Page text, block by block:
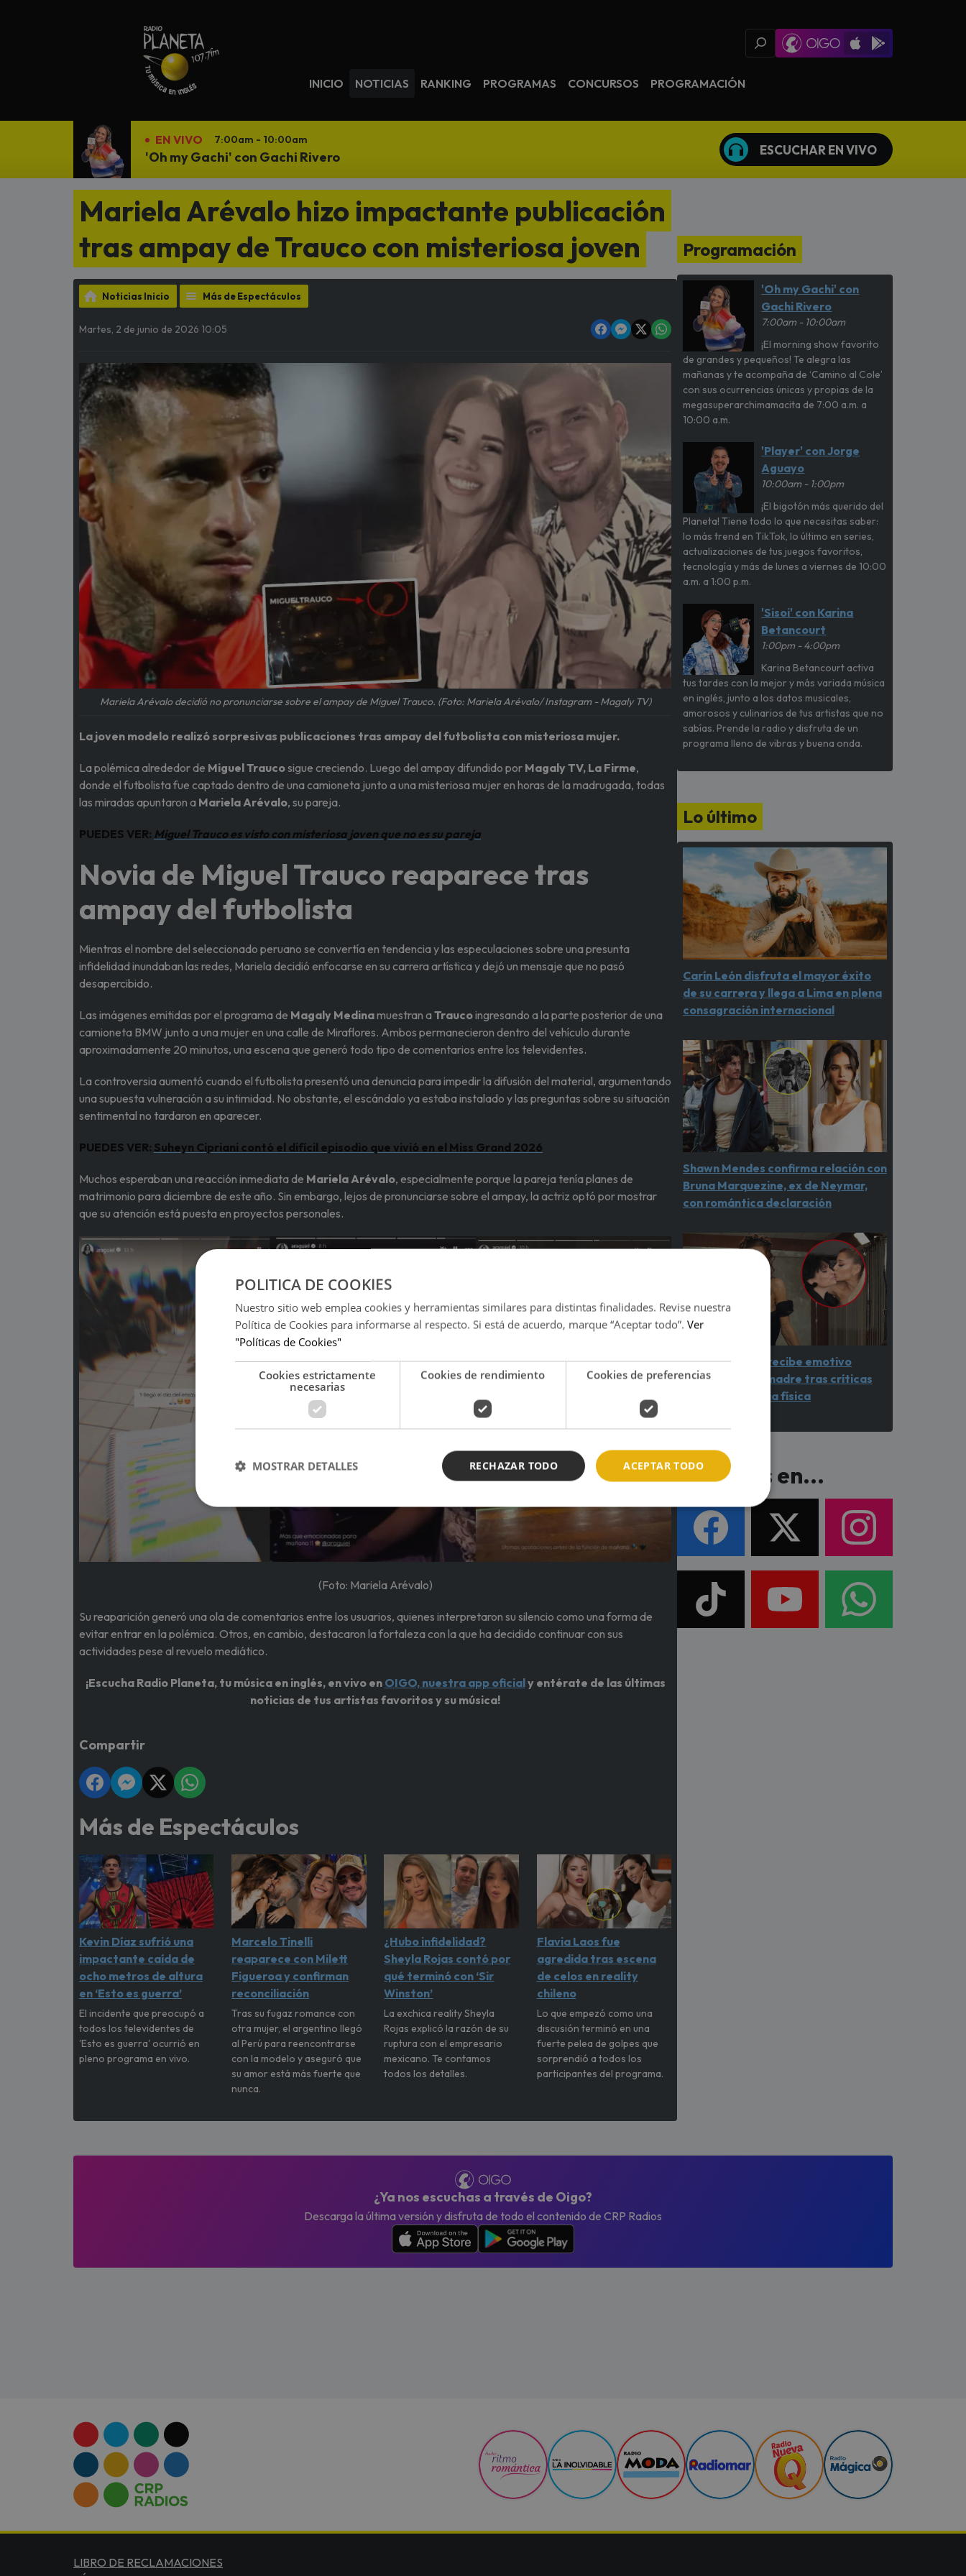
Oigo Radio App
Available on iOS
Available on
INICIO NOTICIAS RANKING PROGRAMAS CONCURSOS PROGRAMACIÓN
EN VIVO 7:00am - 10:00am
'Oh my Gachi' con Gachi Rivero ESCUCHAR EN VIVO
Mariela Arévalo hizo impactante publicación
tras ampay de Trauco con misteriosa joven
Noticias Inicio Más de Espectáculos
Martes, 2 de junio de 2026 10:05
Mariela Arévalo decidió no pronunciarse sobre el ampay de Miguel Trauco. (Foto: Mariela Arévalo/ Instagram - Magaly TV)
La joven modelo realizó sorpresivas publicaciones tras ampay del futbolista con misteriosa mujer.
La polémica alrededor de Miguel Traucosigue creciendo. Luego del ampay difundido por Magaly TV, La Firme,
donde el futbolista fue captado dentro de una camioneta junto a una misteriosa mujer en horas de la madrugada, todas
las miradas apuntaron a Mariela Arévalo, su pareja.
PUEDES VER: Miguel Trauco es visto con misteriosa joven que no es su pareja
Novia de Miguel Trauco reaparece tras
ampay del futbolista
Mientras el nombre del seleccionado peruano se convertía en tendencia y las especulaciones sobre una presunta
infidelidad inundaban las redes, Mariela decidió enfocarse en su carrera artística y dejó un mensaje que no pasó
desapercibido.
Las imágenes emitidas por el programa de Magaly Medinamuestran aTraucoingresando a la parte posterior de una
camioneta BMW junto a una mujer en una calle de Miraflores. Ambos permanecieron dentro del vehículo durante
aproximadamente 20 minutos, una escena que generó todo tipo de comentarios entre los televidentes.
La controversia aumentó cuando el futbolista presentó una denuncia para impedir la difusión del material, argumentando
una supuesta vulneración a su intimidad. No obstante, el escándalo ya estaba instalado y las preguntas sobre su situación
sentimental no tardaron en aparecer.
PUEDES VER: Suheyn Cipriani contó el difícil episodio que vivió en el Miss Grand 2026
Muchos esperaban una reacción inmediata de Mariela Arévalo, especialmente porque la pareja tenía planes de
matrimonio para diciembre de este año. Sin embargo, lejos de pronunciarse sobre el ampay, la actriz optó por mostrar
que su atención está puesta en proyectos personales.
(Foto: Mariela Arévalo)
Su reaparición generó una ola de comentarios entre los usuarios, quienes interpretaron su silencio como una forma de
evitar entrar en la polémica. Otros, en cambio, destacaron la fortaleza con la que ha decidido continuar con sus
actividades pese al revuelo mediático.
¡Escucha Radio Planeta, tu música en inglés, en vivo en OIGO, nuestra app oficialy entérate de las últimas
noticias de tus artistas favoritos y su música!
Compartir
Más de Espectáculos
Kevin Díaz sufrió una
impactante caída de
ocho metros de altura
en ‘Esto es guerra’
El incidente que preocupó a
todos los televidentes de
'Esto es guerra' ocurrió en
pleno programa en vivo.
Marcelo Tinelli
reaparece con Milett
Figueroa y confirman
reconciliación
Tras su fugaz romance con
otra mujer, el argentino llegó
al Perú para reencontrarse
con la modelo y aseguró que
su amor está más fuerte que
nunca.
¿Hubo infidelidad?
Sheyla Rojas contó por
qué terminó con ‘Sir
Winston’
La exchica reality Sheyla
Rojas explicó la razón de su
ruptura con el empresario
mexicano. Te contamos
todos los detalles.
Flavia Laos fue
agredida tras escena
de celos en reality
chileno
Lo que empezó como una
discusión terminó en una
fuerte pelea de golpes que
sorprendió a todos los
participantes del programa.
Programación
'Oh my Gachi' con
Gachi Rivero
7:00am - 10:00am
¡El morning show favorito
de grandes y pequeños! Te alegra las
mañanas y te acompaña de ‘Camino al Cole’
con sus ocurrencias únicas y propias de la
megasuperarchimamacita de 7:00 a.m. a
10:00 a.m.
'Player' con Jorge
Aguayo
10:00am - 1:00pm
¡El bigotón más querido del
Planeta! Tiene todo lo que necesitas saber:
lo más trend en TikTok, lo último en series,
actualizaciones de tus juegos favoritos,
tecnología y más de lunes a viernes de 10:00
a.m. a 1:00 p.m.
'Sisoi' con Karina
Betancourt
1:00pm - 4:00pm
Karina Betancourt activa
tus tardes con la mejor y más variada música
en inglés, junto a los datos musicales,
amorosos y culinarios de tus artistas que no
sabías. Prende la radio y disfruta de un
programa lleno de vibras y buena onda.
Lo último
Carín León disfruta el mayor éxito
de su carrera y llega a Lima en plena
consagración internacional
Shawn Mendes confirma relación con
Bruna Marquezine, ex de Neymar,
con romántica declaración
Ariana Grande recibe emotivo
respaldo de su madre tras críticas
por su apariencia física
Síguenos en...
¿Ya nos escuchas a través de Oigo?
Descarga la última versión y disfruta de todo el contenido de CRP Radios
LIBRO DE RECLAMACIONES
POLITICA DE COOKIES
Nuestro sitio web emplea cookies y herramientas similares para distintas finalidades. Revise nuestra
Política de Cookies para informarse al respecto. Si está de acuerdo, marque “Aceptar todo”. Ver
"Políticas de Cookies"
Cookies estrictamente
necesarias
Cookies de rendimiento Cookies de preferencias
ACEPTAR TODO
RECHAZAR TODO
MOSTRAR DETALLES